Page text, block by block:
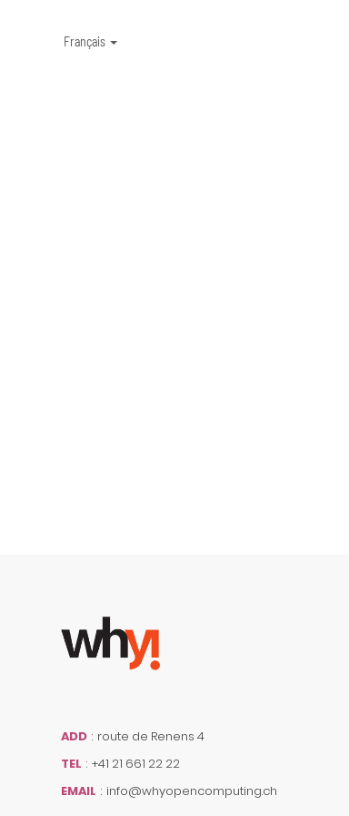
Français
ADD : route de Renens 4
TEL : +41 21 661 22 22
EMAIL : info@whyopencomputing.ch